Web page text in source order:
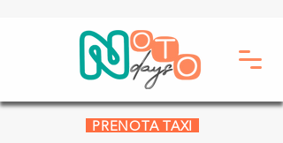
PRENOTA TAXI